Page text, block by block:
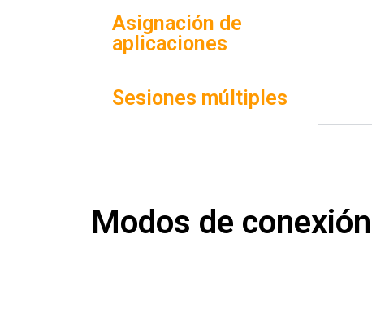
Asignación de
aplicaciones
Sesiones múltiples
Modos de conexión